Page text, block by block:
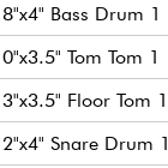
Bass Drum 1
Tom Tom 1
Floor Tom 1
Snare Drum 1